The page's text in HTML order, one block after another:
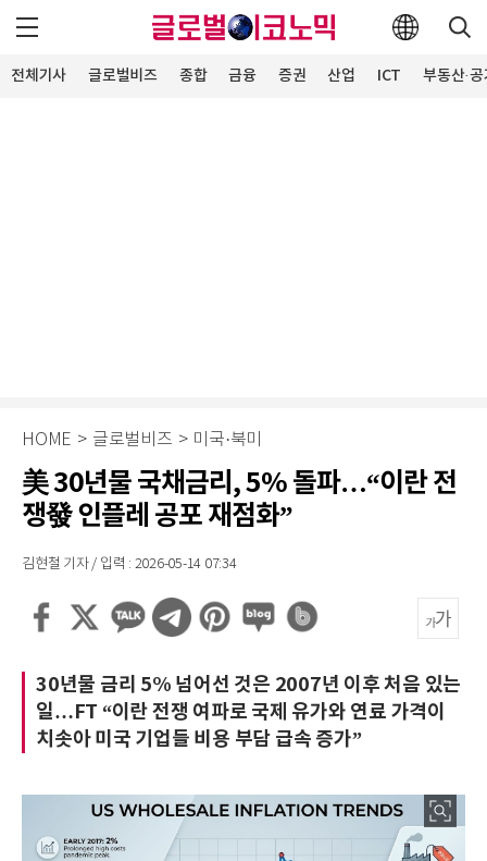
전체기사 글로벌비즈 종합 금융 증권 산업 ICT 부동산·
HOME > 글로벌비즈 > 미국·북미
美 30년물 국채금리, 5% 돌파…“이란 전
쟁發 인플레 공포 재점화”
김현철 기자 / 입력 : 2026-05-14 07:34
30년물 금리 5% 넘어선 것은 2007년 이후 처음 있는
일…FT “이란 전쟁 여파로 국제 유가와 연료 가격이
치솟아 미국 기업들 비용 부담 급속 증가”